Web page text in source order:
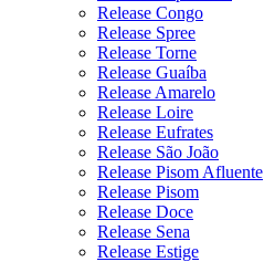
Release Congo
Release Spree
Release Torne
Release Guaíba
Release Amarelo
Release Loire
Release Eufrates
Release São João
Release Pisom Afluente
Release Pisom
Release Doce
Release Sena
Release Estige